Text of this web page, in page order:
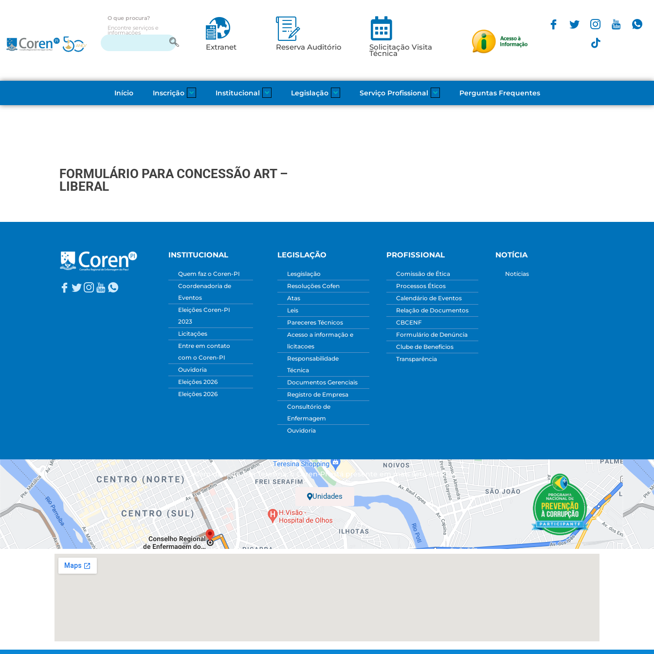
O que procura?
Encontre serviços e
informações
Extranet Reserva Auditório Solicitação Visita
Técnica
Início Inscrição Institucional Legislação Serviço Profissional Perguntas Frequentes
FORMULÁRIO PARA CONCESSÃO ART –
LIBERAL
INSTITUCIONAL
Quem faz o Coren-PI
Coordenadoria de
Eventos
Eleições Coren-PI
2023
Licitações
Entre em contato
com o Coren-PI
Ouvidoria
Eleições 2026
Eleições 2026
LEGISLAÇÃO
Lesgislação
Resoluções Cofen
Atas
Leis
Pareceres Técnicos
Acesso a informação e
licitacoes
Responsabilidade
Técnica
Documentos Gerenciais
Registro de Empresa
Consultório de
Enfermagem
Ouvidoria
PROFISSIONAL
Comissão de Ética
Processos Éticos
Calendário de Eventos
Relação de Documentos
CBCENF
Formulário de Denúncia
Clube de Benefícios
Transparência
NOTÍCIA
Notícias
Além da sede, em Teresina, o Coren-PI está presente em mais sete cidades.
Unidades